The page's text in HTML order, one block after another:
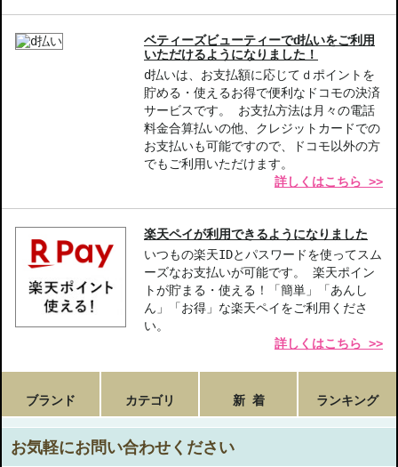
商品番号：
JAN/UPC：3348901501040
ベティーズビューティーでd払いをご利用
いただけるようになりました！
d払いは、お支払額に応じてｄポイントを
貯める・使えるお得で便利なドコモの決済
サービスです。 お支払方法は月々の電話
料金合算払いの他、クレジットカードでの
お支払いも可能ですので、ドコモ以外の方
でもご利用いただけます。
詳しくはこちら >>
楽天ペイが利用できるようになりました
いつもの楽天IDとパスワードを使ってスム
ーズなお支払いが可能です。 楽天ポイン
トが貯まる・使える！「簡単」「あんし
ん」「お得」な楽天ペイをご利用くださ
い。
詳しくはこちら >>
ブランド カテゴリ 新 着 ランキング
お気軽にお問い合わせください